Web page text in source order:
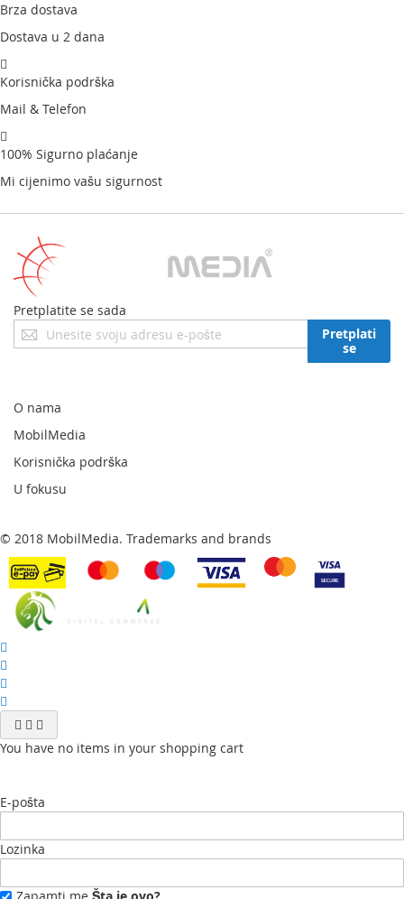
1 x Ultrazvučni ovlaživač zraka s hladnom maglom
1 x Četka za čišćenje
Brza dostava
Dostava u 2 dana
Korisnička podrška
Mail & Telefon
100% Sigurno plaćanje
Mi cijenimo vašu sigurnost
Pretplatite se sada
Prijavite
se
newsletter:
Pretplati
se
O nama
MobilMedia
Korisnička podrška
U fokusu
© 2018 MobilMedia. Trademarks and brands
You have no items in your shopping cart
E-pošta
Lozinka